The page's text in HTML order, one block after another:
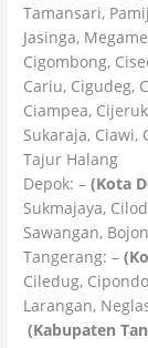
Tamansari,
Jasinga,
Cigombong,
Cariu, Cigudeg,
Ciampea,
Sukaraja, Ciawi,
Tajur Halang
Depok: –(Kota
Sukmajaya,
Sawangan,
Tangerang: –
Ciledug,
Larangan,
(Kabupaten